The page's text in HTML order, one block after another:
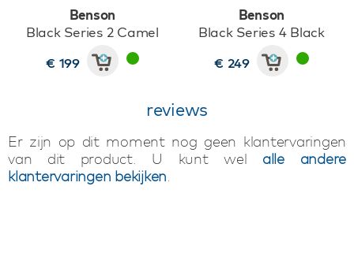
Benson
Black Series 2 Camel
€ 199
Benson
Black Series 4 Black
€ 249
reviews
Er zijn op dit moment nog geen klantervaringen
van dit product. U kunt wel alle andere
klantervaringen bekijken.